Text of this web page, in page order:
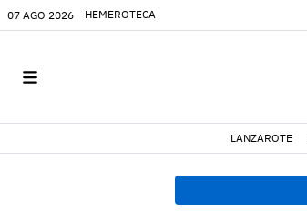
07 AGO 2026 HEMEROTECA
LANZAROTE